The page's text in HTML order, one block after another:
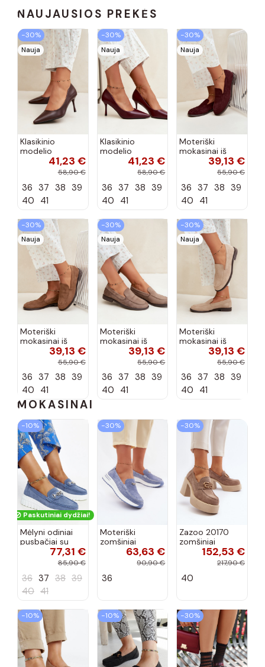
NAUJAUSIOS PREKĖS
−30%
Nauja
Klasikinio
modelio
aukštakulniai
šokolado
spalvos Nesha
41,23 €
58,90 €
36 37 38 39
40 41
−30%
Nauja
Klasikinio
modelio
aukštakulniai
bordo spalvos
Nesha
41,23 €
58,90 €
36 37 38 39
40 41
−30%
Nauja
Moteriški
mokasinai iš
dirbtinės
zomšos, bordo
39,13 €
55,90 €
36 37 38 39
40 41
−30%
Nauja
Moteriški
mokasinai iš
dirbtinės
zomšos, rudos
39,13 €
55,90 €
36 37 38 39
40 41
−30%
Nauja
Moteriški
mokasinai iš
dirbtinės
zomšos, molio
39,13 €
55,90 €
36 37 38 39
40 41
−30%
Nauja
Moteriški
mokasinai iš
dirbtinės
zomšos, smėlio
39,13 €
55,90 €
36 37 38 39
40 41
MOKASINAI
−10%
Paskutiniai dydžiai!
Mėlyni odiniai
pusbačiai su
dekoratyvine
sagtimi Taija
77,31 €
85,90 €
36 37 38 39
40 41
−30%
Moteriški
zomšiniai
mokasinai
Demela mėlynos
63,63 €
90,90 €
36
−30%
Zazoo 20170
zomšiniai
bateliai su
kulniukais smėlio
152,53 €
217,90 €
40
−10% −10% −30%